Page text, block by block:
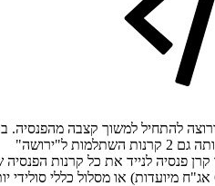
ל"ירושה"
קרן פנסיה לנייד את כל קרנות